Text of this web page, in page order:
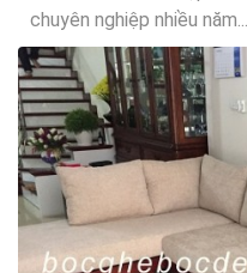
chuyên nghiệp nhiều năm...